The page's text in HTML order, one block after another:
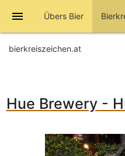
menu Übers Bier
bierkreiszeichen.at
Hue Brewery -